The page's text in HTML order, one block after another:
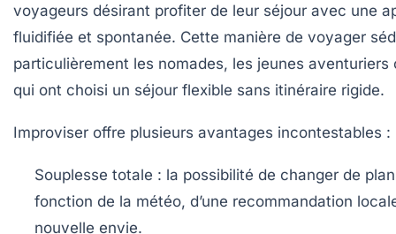
voyageurs désirant profiter de leur séjour avec une
fluidifiée et spontanée. Cette manière de voyager
particulièrement les nomades, les jeunes aventuriers
qui ont choisi un séjour flexible sans itinéraire rigide.
Improviser offre plusieurs avantages incontestables :
Souplesse totale : la possibilité de changer de
fonction de la météo, d’une recommandation
nouvelle envie.